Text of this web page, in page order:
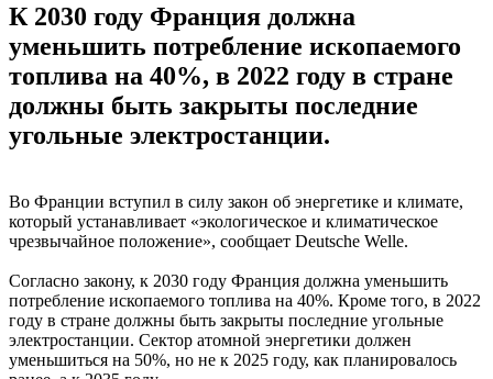
К 2030 году Франция должна
уменьшить потребление ископаемого
топлива на 40%, в 2022 году в стране
должны быть закрыты последние
угольные электростанции.
Во Франции вступил в силу закон об энергетике и климате,
который устанавливает «экологическое и климатическое
чрезвычайное положение», сообщает Deutsche Welle.
Согласно закону, к 2030 году Франция должна уменьшить
потребление ископаемого топлива на 40%. Кроме того, в 2022
году в стране должны быть закрыты последние угольные
электростанции. Сектор атомной энергетики должен
уменьшиться на 50%, но не к 2025 году, как планировалось